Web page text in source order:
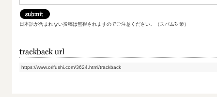
日本語が含まれない投稿は無視されますのでご注意ください。（スパム対策）
https://www.orifushi.com/3624.html/trackback